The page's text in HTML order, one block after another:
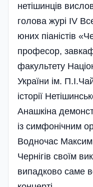
нетішинців
голова журі IV
юних піаністів
професор,
факультету
України ім.
історії
Анашкіна
із симфонічним
Водночас Максим
Чернігів своїм
випадково саме